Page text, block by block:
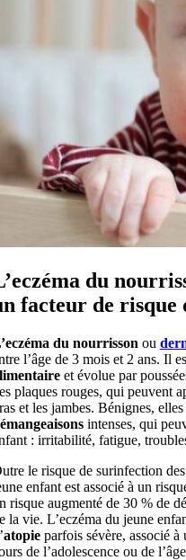
du
facteur de risque
du nourrisson ou
l’âge de 3 mois et 2 ans. Il
et évolue par
plaques rouges, qui peuvent
et les jambes. Bénignes,
intenses, qui
: irritabilité, fatigue,
le risque de surinfection
enfant est associé à un
risque augmenté de 30 % de
la vie. L’eczéma du jeune
atopie parfois sévère, associé
de l’adolescence ou de